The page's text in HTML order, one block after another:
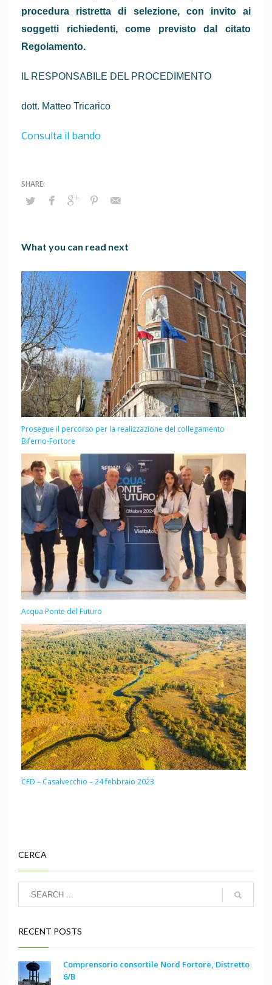
procedura ristretta di selezione, con invito ai
soggetti richiedenti, come previsto dal citato
Regolamen­to.
IL RESPONSABILE DEL PROCEDIMENTO
dott. Matteo Tricarico
Consulta il bando
What you can read next
Prosegue il percorso per la realizzazione del collegamento
Biferno-Fortore
Acqua Ponte del Futuro
CFD – Casalvecchio – 24 febbraio 2023
CERCA
RECENT POSTS
Comprensorio consortile Nord Fortore, Distretto
6/B